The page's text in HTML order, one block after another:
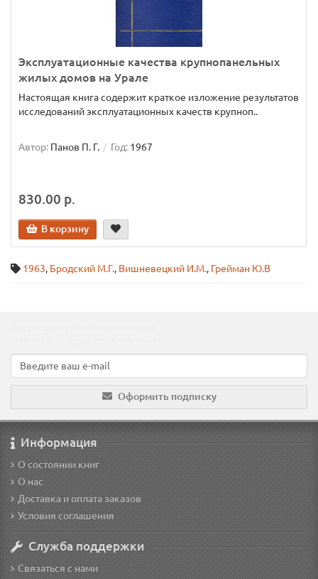
Эксплуатационные качества крупнопанельных
жилых домов на Урале
Настоящая книга содержит краткое изложение результатов
исследований эксплуатационных качеств крупноп..
Автор: Панов П. Г. Год: 1967
830.00 р.
В корзину
1963, Бродский М.Г., Вишневецкий И.М., Грейман Ю.В
Оформить подписку
Информация
О состоянии книг
О нас
Доставка и оплата заказов
Условия соглашения
Служба поддержки
Связаться с нами